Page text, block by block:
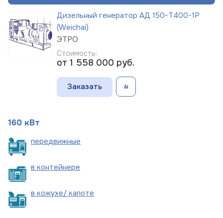
Дизельный генератор АД 150-Т400-1Р
(Weichai)
ЭТРО
Стоимость:
от 1 558 000 руб.
Заказать
160 кВт
передвижные
в контейнере
в кожухе/ капоте